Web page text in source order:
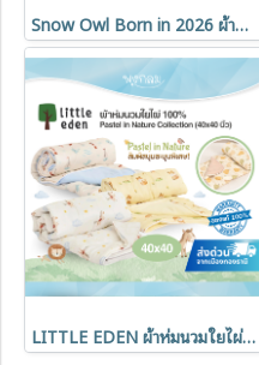
Snow Owl Born in 2026 ผ้าห่อตัวเด็ก รุ่น Flexi Arm Swaddle ทรงผีเสื้อ นุ่มสบาย ระบายอากาศดี (0-3m)
LITTLE EDEN ผ้าห่มนวมใยไผ่ 100% Pastel in Nature Collection ขนาด 100x100 cm.